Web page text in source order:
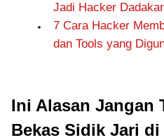
Jadi Hacker
7 Cara Hacker
dan Tools yang
Ini Alasan Jangan
Bekas Sidik Jari